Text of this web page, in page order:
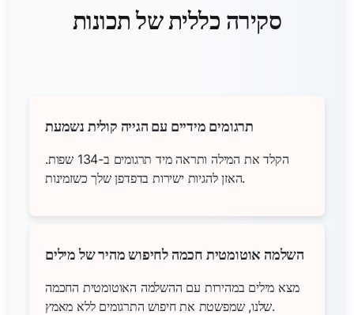
סקירה כללית של תכונות
תרגומים מידיים עם הגייה קולית נשמעת
הקלד את המילה ותראה מיד תרגומים ב-134 שפות.
האזן להגיות ישירות בדפדפן שלך כשזמינות.
השלמה אוטומטית חכמה לחיפוש מהיר של מילים
מצא מילים במהירות עם ההשלמה האוטומטית החכמה
שלנו, שמפשטת את חיפוש התרגומים ללא מאמץ.